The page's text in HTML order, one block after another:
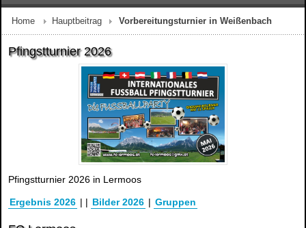
Home Hauptbeitrag Vorbereitungsturnier in Weißenbach
Pfingstturnier 2026
Pfingstturnier 2026 in Lermoos
Ergebnis 2026 | | Bilder 2026 | Gruppen